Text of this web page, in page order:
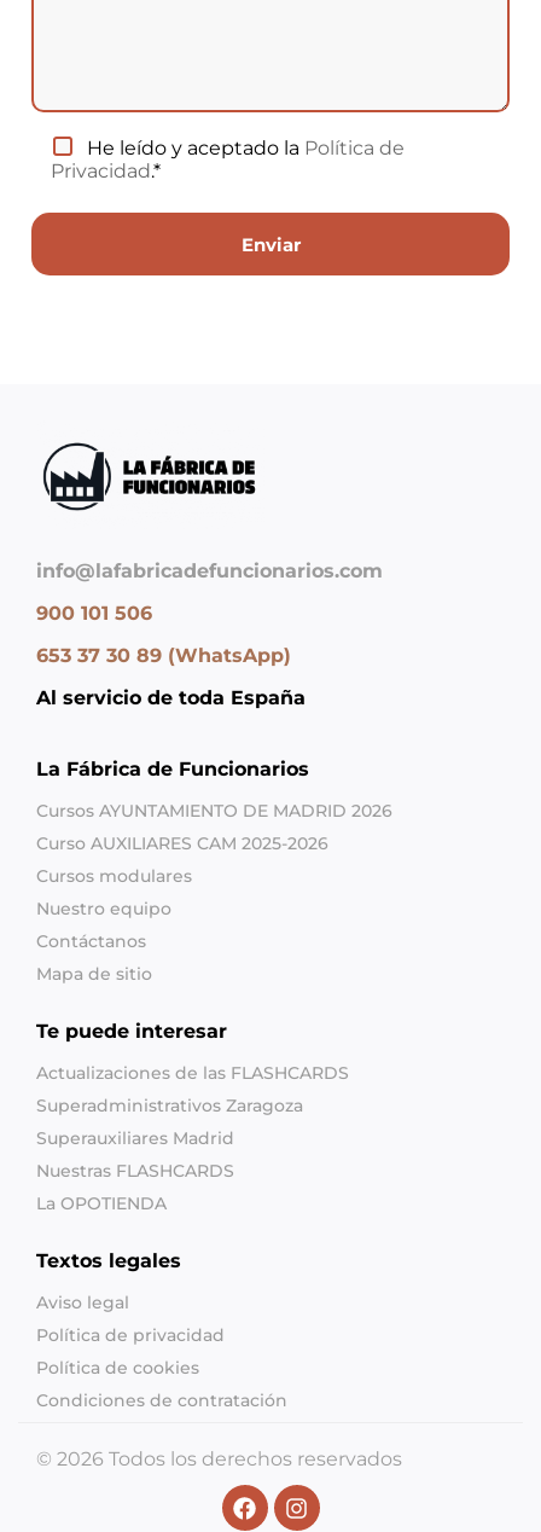
He leído y aceptado la Política de
Privacidad.*
info@lafabricadefuncionarios.com
900 101 506
653 37 30 89 (WhatsApp)
Al servicio de toda España
La Fábrica de Funcionarios
Cursos AYUNTAMIENTO DE MADRID 2026
Curso AUXILIARES CAM 2025-2026
Cursos modulares
Nuestro equipo
Contáctanos
Mapa de sitio
Te puede interesar
Actualizaciones de las FLASHCARDS
Superadministrativos Zaragoza
Superauxiliares Madrid
Nuestras FLASHCARDS
La OPOTIENDA
Textos legales
Aviso legal
Política de privacidad
Política de cookies
Condiciones de contratación
© 2026 Todos los derechos reservados